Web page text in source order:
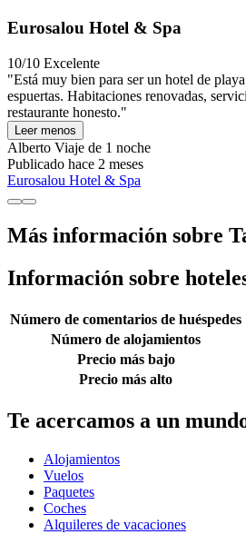
Eurosalou Hotel & Spa
10/10 Excelente
"Está muy bien para ser un hotel de
espuertas. Habitaciones renovadas,
restaurante honesto."
Leer menos
Alberto Viaje de 1 noche
Publicado hace 2 meses
Eurosalou Hotel & Spa
Más información sobre
Información sobre
Número de comentarios de huéspedes
Número de alojamientos
Precio más bajo
Precio más alto
Te acercamos a un
Alojamientos
Vuelos
Paquetes
Coches
Alquileres de vacaciones